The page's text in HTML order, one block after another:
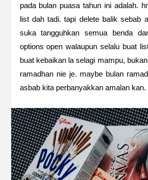
pada bulan puasa tahun ini adalah.
list dah tadi. tapi delete balik sebab
suka tangguhkan semua benda
options open walaupun selalu buat
buat kebaikan la selagi mampu,
ramadhan nie je. maybe bulan
asbab kita perbanyakkan amalan kan.